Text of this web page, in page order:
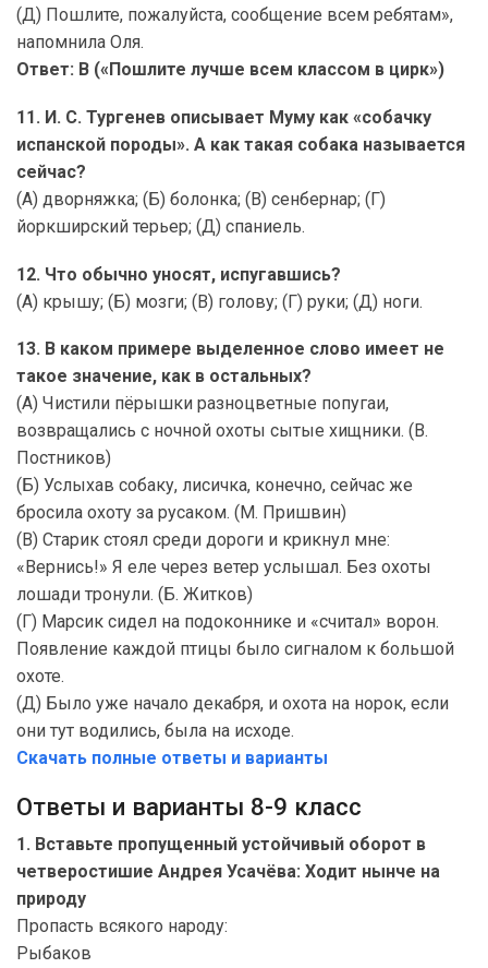
(Д) Пошлите, пожалуйста, сообщение всем ребятам»,
напомнила Оля.
Ответ: В («Пошлите лучше всем классом в цирк»)
11. И. С. Тургенев описывает Муму как «собачку
испанской породы». А как такая собака называется
сейчас?
(А) дворняжка; (Б) болонка; (В) сенбернар; (Г)
йоркширский терьер; (Д) спаниель.
12. Что обычно уносят, испугавшись?
(А) крышу; (Б) мозги; (В) голову; (Г) руки; (Д) ноги.
13. В каком примере выделенное слово имеет не
такое значение, как в остальных?
(А) Чистили пёрышки разноцветные попугаи,
возвращались с ночной охоты сытые хищники. (В.
Постников)
(Б) Услыхав собаку, лисичка, конечно, сейчас же
бросила охоту за русаком. (М. Пришвин)
(В) Старик стоял среди дороги и крикнул мне:
«Вернись!» Я еле через ветер услышал. Без охоты
лошади тронули. (Б. Житков)
(Г) Марсик сидел на подоконнике и «считал» ворон.
Появление каждой птицы было сигналом к большой
охоте.
(Д) Было уже начало декабря, и охота на норок, если
они тут водились, была на исходе.
Скачать полные ответы и варианты
Ответы и варианты 8-9 класс
1. Вставьте пропущенный устойчивый оборот в
четверостишие Андрея Усачёва: Ходит нынче на
природу
Пропасть всякого народу:
Рыбаков